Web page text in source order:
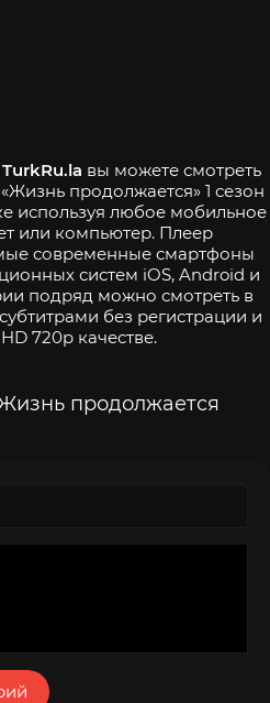
TurkRu.la вы можете смотреть
продолжается» 1 сезон
используя любое мобильное
или компьютер. Плеер
современные смартфоны
систем iOS, Android и
подряд можно смотреть в
без регистрации и
720p качестве.
продолжается